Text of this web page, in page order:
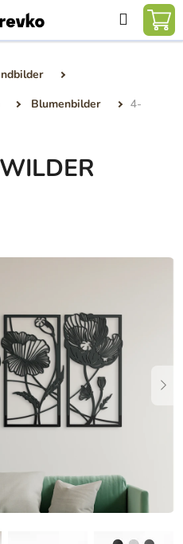
Suchen
Blumenbilder
4-